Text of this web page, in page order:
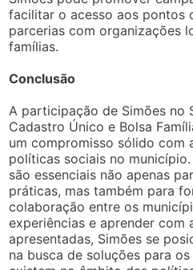
facilitar o acesso aos pontos
parcerias com organizações
famílias.
Conclusão
A participação de Simões no
Cadastro Único e Bolsa
um compromisso sólido com
políticas sociais no
são essenciais não apenas
práticas, mas também para
colaboração entre os
experiências e aprender com
apresentadas, Simões se
na busca de soluções para